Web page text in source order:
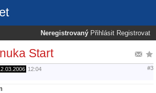
Neregistrovaný Přihlásit Registrovat
Start
12:04 #3